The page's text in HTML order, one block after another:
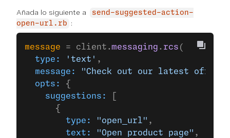
Añada lo siguiente a
send-suggested-action-
open-url.rb
:
message = client.messaging . rcs (
  type:
'text' ,
  message:
"Check out our latest
  opts:
{
    suggestions:
      {
        type:
"open_url" ,
        text:
"Open product page" ,